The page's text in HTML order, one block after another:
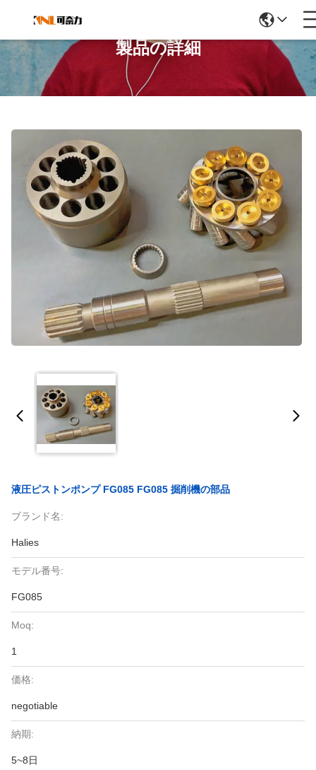
製品の詳細
液圧ピストンポンプ FG085 FG085 掘削機の部品
ブランド名:
Halies
モデル番号:
FG085
Moq:
1
価格:
negotiable
納期:
5~8日